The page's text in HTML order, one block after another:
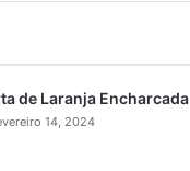
de Laranja Encharcada
14, 2024